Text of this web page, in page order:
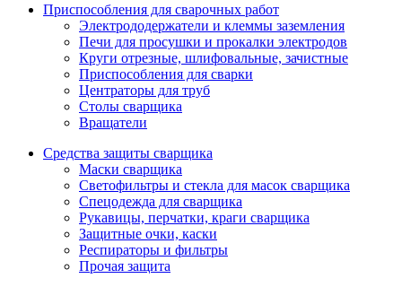
Приспособления для сварочных работ
Электрододержатели и клеммы заземления
Печи для просушки и прокалки электродов
Круги отрезные, шлифовальные, зачистные
Приспособления для сварки
Центраторы для труб
Столы сварщика
Вращатели
Средства защиты сварщика
Маски сварщика
Светофильтры и стекла для масок сварщика
Спецодежда для сварщика
Рукавицы, перчатки, краги сварщика
Защитные очки, каски
Респираторы и фильтры
Прочая защита